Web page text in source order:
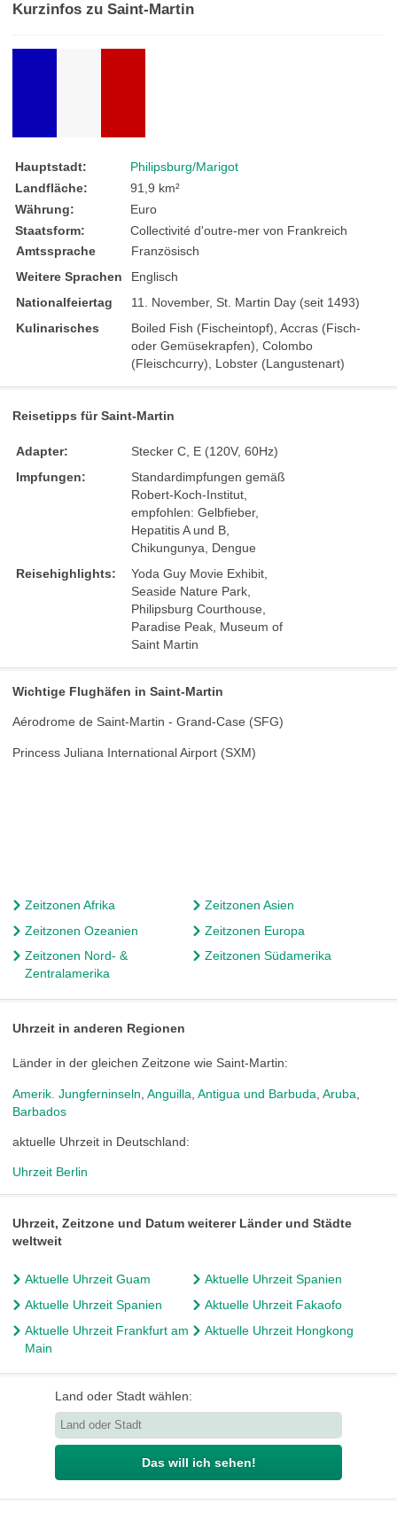
Kurzinfos zu Saint-Martin
Hauptstadt:
Philipsburg/Marigot
Landfläche:
91,9 km²
Währung:
Euro
Staatsform:
Collectivité d'outre-mer von Frankreich
Amtssprache
Französisch
Weitere Sprachen
Englisch
Nationalfeiertag
11. November, St. Martin Day (seit 1493)
Kulinarisches
Boiled Fish (Fischeintopf), Accras (Fisch-
oder Gemüsekrapfen), Colombo
(Fleischcurry), Lobster (Langustenart)
Reisetipps für Saint-Martin
Adapter:
Stecker C, E (120V, 60Hz)
Impfungen:
Standardimpfungen gemäß
Robert-Koch-Institut,
empfohlen: Gelbfieber,
Hepatitis A und B,
Chikungunya, Dengue
Reisehighlights:
Yoda Guy Movie Exhibit,
Seaside Nature Park,
Philipsburg Courthouse,
Paradise Peak, Museum of
Saint Martin
Wichtige Flughäfen in Saint-Martin
Aérodrome de Saint-Martin - Grand-Case (SFG)
Princess Juliana International Airport (SXM)
Zeitzonen Afrika
Zeitzonen Asien
Zeitzonen Ozeanien
Zeitzonen Europa
Zeitzonen Nord- &
Zentralamerika
Zeitzonen Südamerika
Uhrzeit in anderen Regionen
Länder in der gleichen Zeitzone wie Saint-Martin:
Amerik. Jungferninseln ,Anguilla ,Antigua und Barbuda ,Aruba
Barbados
aktuelle Uhrzeit in Deutschland:
Uhrzeit Berlin
Uhrzeit, Zeitzone und Datum weiterer Länder und Städte
weltweit
Aktuelle Uhrzeit Guam
Aktuelle Uhrzeit Spanien
Aktuelle Uhrzeit Spanien
Aktuelle Uhrzeit Fakaofo
Aktuelle Uhrzeit Frankfurt am
Main
Aktuelle Uhrzeit Hongkong
Land oder Stadt wählen:
Das will ich sehen!